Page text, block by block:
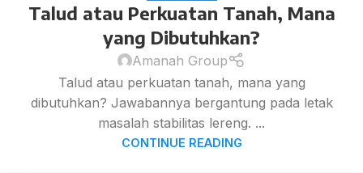
Talud atau Perkuatan Tanah, Mana
yang Dibutuhkan?
Amanah Group
Talud atau perkuatan tanah, mana yang
dibutuhkan? Jawabannya bergantung pada letak
masalah stabilitas lereng. ...
CONTINUE READING